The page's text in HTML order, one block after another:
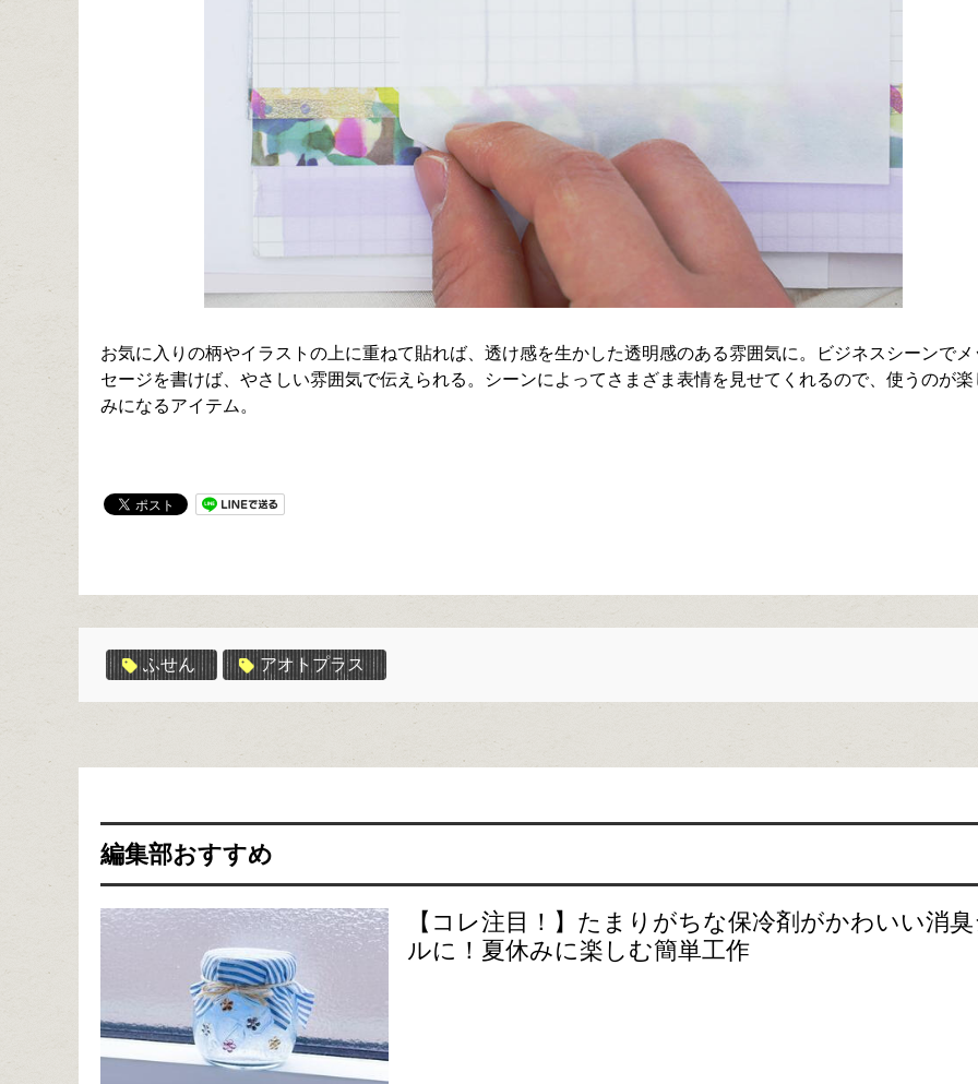
お気に入りの柄やイラストの上に重ねて貼れば、透け感を生かした透明感のある雰囲気に。ビジネスシーンでメ
セージを書けば、やさしい雰囲気で伝えられる。シーンによってさまざま表情を見せてくれるので、使うのが楽
みになるアイテム。
ふせん アオトプラス
編集部おすすめ
【コレ注目！】たまりがちな保冷剤がかわいい消
ルに！夏休みに楽しむ簡単工作